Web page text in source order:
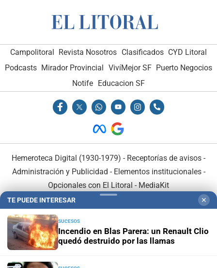
Campolitoral Revista Nosotros Clasificados CYD Litoral
Podcasts Mirador Provincial VivíMejor SF Puerto Negocios
Notife
Educacion SF
Hemeroteca Digital (1930-1979) - Receptorías de avisos -
Administración y Publicidad - Elementos institucionales-
Opcionales con El Litoral - MediaKit
TE PUEDE INTERESAR ✕
SUCESOS
Incendio en Blas Parera: un Renault Clio
quedó destruido por las llamas